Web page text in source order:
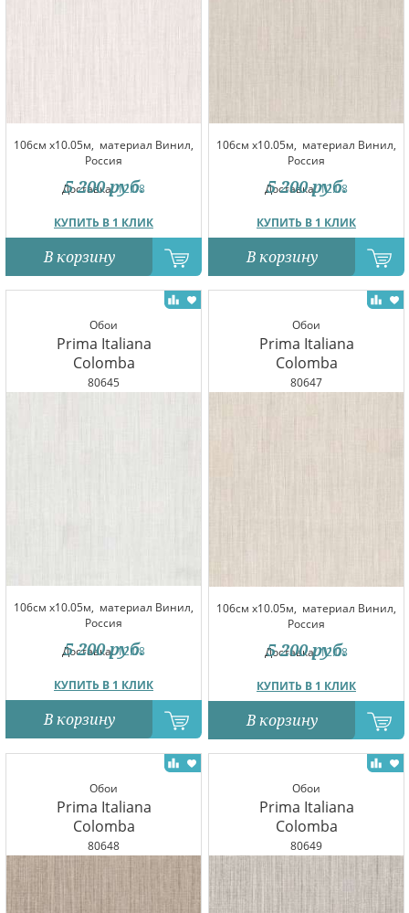
106см x10.05м, материал Винил,
Россия
Доставка:12.08
КУПИТЬ В 1 КЛИК
5 200 руб.
В корзину
106см x10.05м, материал Винил,
Россия
Доставка:12.08
КУПИТЬ В 1 КЛИК
5 200 руб.
В корзину
Обои
Prima Italiana
Colomba
80645
106см x10.05м, материал Винил,
Россия
Доставка:12.08
КУПИТЬ В 1 КЛИК
5 200 руб.
В корзину
Обои
Prima Italiana
Colomba
80647
106см x10.05м, материал Винил,
Россия
Доставка:12.08
КУПИТЬ В 1 КЛИК
5 200 руб.
В корзину
Обои
Prima Italiana
Colomba
80648
Обои
Prima Italiana
Colomba
80649